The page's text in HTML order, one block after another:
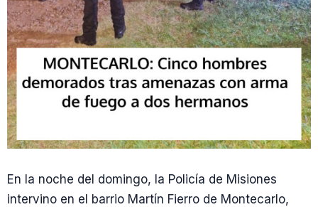
En la noche del domingo, la Policía de Misiones
intervino en el barrio Martín Fierro de Montecarlo,